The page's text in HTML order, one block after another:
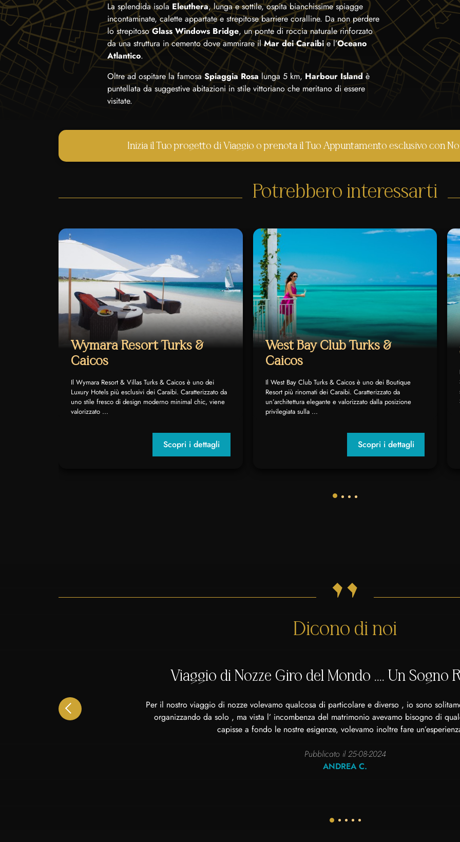
La splendida isola Eleuthera, lunga e sottile, ospita bianchissime spiagge
incontaminate, calette appartate e strepitose barriere coralline. Da non perdere
lo strepitosoGlass Windows Bridge, un ponte di roccia naturale rinforzato
da una struttura in cemento dove ammirare ilMar dei Caraibie l’Oceano
Atlantico.
Oltre ad ospitare la famosa Spiaggia Rosa lunga 5 km, Harbour Islandè
puntellata da suggestive abitazioni in stile vittoriano che meritano di essere
visitate.
Inizia il Tuo progetto di Viaggio o prenota il Tuo Appuntamento esclusivo con
Potrebbero interessarti
Wymara Resort Turks &
Caicos
Il Wymara Resort & Villas Turks & Caicos è uno dei
Luxury Hotels più esclusivi dei Caraibi. Caratterizzato da
uno stile fresco di design moderno minimal chic, viene
valorizzato ...
Scopri i dettagli
West Bay Club Turks &
Caicos
Il West Bay Club Turks & Caicos è uno dei Boutique
Resort più rinomati dei Caraibi. Caratterizzato da
un’architettura elegante e valorizzato dalla posizione
privilegiata sulla ...
Scopri i dettagli
"
Dicono di noi
Viaggio di Nozze Giro del Mondo .... Un Sogno
Per il nostro viaggio di nozze volevamo qualcosa di particolare e diverso , io sono
organizzando da solo , ma vista l’ incombenza del matrimonio avevamo bisogno di
capisse a fondo le nostre esigenze, volevamo inoltre fare
Pubblicato il 25-08-2024
ANDREA C.